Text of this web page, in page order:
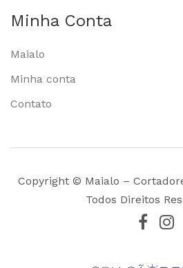
Minha Conta
Maialo
Minha conta
Contato
Copyright © Maialo –
Todos Direitos